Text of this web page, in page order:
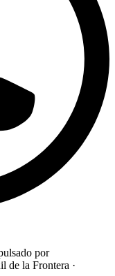
por
de la Frontera ·